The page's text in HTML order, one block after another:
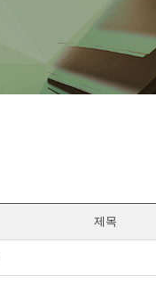
제목